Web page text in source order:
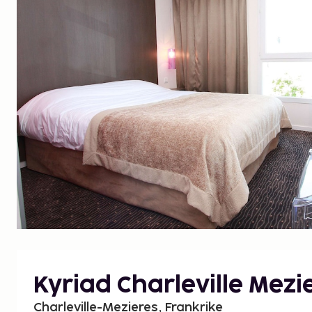
Kyriad Charleville
Charleville-Mezieres, Frankrike